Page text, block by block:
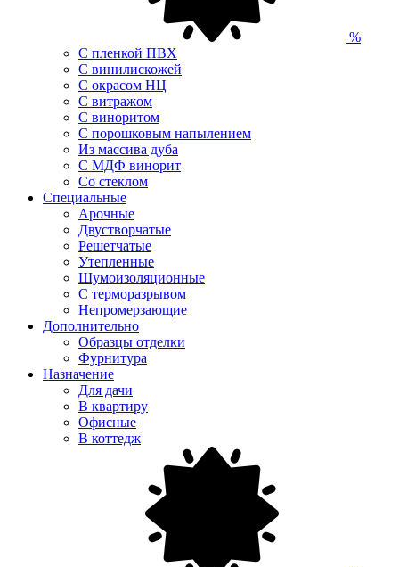
%
С пленкой ПВХ
С винилискожей
С окрасом НЦ
С витражом
С виноритом
С порошковым напылением
Из массива дуба
С МДФ винорит
Со стеклом
Специальные
Арочные
Двустворчатые
Решетчатые
Утепленные
Шумоизоляционные
С терморазрывом
Непромерзающие
Дополнительно
Образцы отделки
Фурнитура
Назначение
Для дачи
В квартиру
Офисные
В коттедж